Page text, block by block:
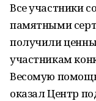
Все участники
памятными
получили
участникам
Весомую
оказал Центр